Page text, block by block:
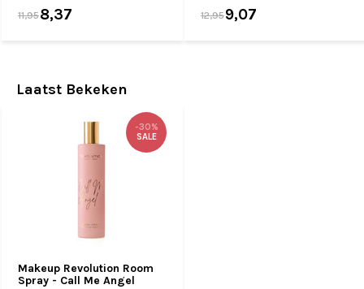
11,958,37 12,959,07
Laatst Bekeken
Makeup Revolution Room
Spray - Call Me Angel
-30%
SALE